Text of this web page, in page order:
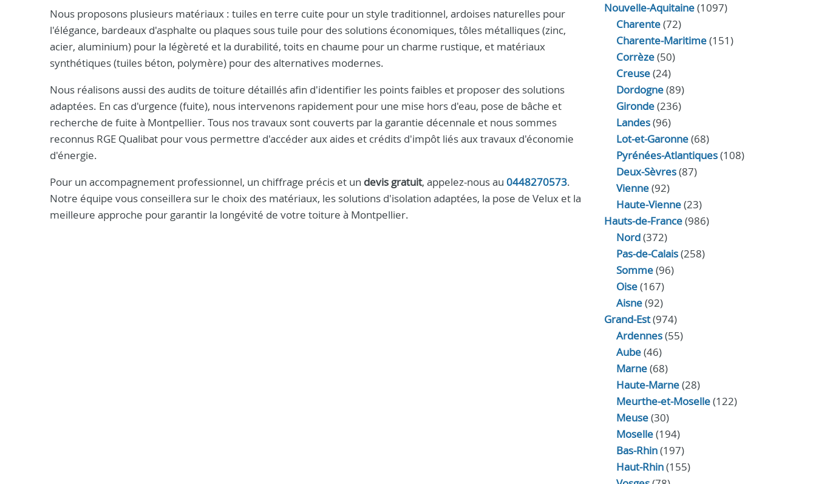
Nous proposons plusieurs matériaux : tuiles en terre cuite pour un style traditionnel, ardoises naturelles pour
l'élégance, bardeaux d'asphalte ou plaques sous tuile pour des solutions économiques, tôles métalliques (zinc,
acier, aluminium) pour la légèreté et la durabilité, toits en chaume pour un charme rustique, et matériaux
synthétiques (tuiles béton, polymère) pour des alternatives modernes.
Nous réalisons aussi des audits de toiture détaillés afin d'identifier les points faibles et proposer des solutions
adaptées. En cas d'urgence (fuite), nous intervenons rapidement pour une mise hors d'eau, pose de bâche et
recherche de fuite à Montpellier. Tous nos travaux sont couverts par la garantie décennale et nous sommes
reconnus RGE Qualibat pour vous permettre d'accéder aux aides et crédits d'impôt liés aux travaux d'économie
d'énergie.
Pour un accompagnement professionnel, un chiffrage précis et un devis gratuit, appelez-nous au 0448270573.
Notre équipe vous conseillera sur le choix des matériaux, les solutions d'isolation adaptées, la pose de Velux et la
meilleure approche pour garantir la longévité de votre toiture à Montpellier.
Nouvelle-Aquitaine(1097)
Charente(72)
Charente-Maritime(151)
Corrèze(50)
Creuse(24)
Dordogne(89)
Gironde(236)
Landes(96)
Lot-et-Garonne(68)
Pyrénées-Atlantiques(108)
Deux-Sèvres(87)
Vienne(92)
Haute-Vienne(23)
Hauts-de-France(986)
Nord(372)
Pas-de-Calais(258)
Somme(96)
Oise(167)
Aisne(92)
Grand-Est(974)
Ardennes(55)
Aube(46)
Marne(68)
Haute-Marne(28)
Meurthe-et-Moselle(122)
Meuse(30)
Moselle(194)
Bas-Rhin(197)
Haut-Rhin(155)